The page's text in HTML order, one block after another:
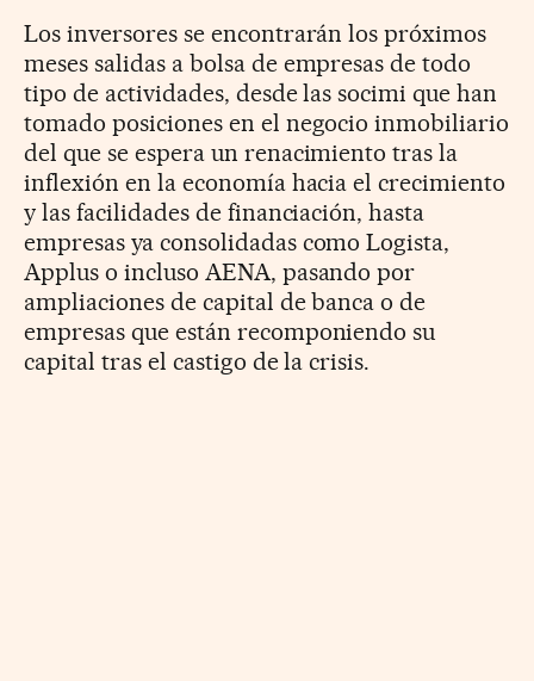
Los inversores se encontrarán los próximos
meses salidas a bolsa de empresas de todo
tipo de actividades, desde las socimi que han
tomado posiciones en el negocio inmobiliario
del que se espera un renacimiento tras la
inflexión en la economía hacia el crecimiento
y las facilidades de financiación, hasta
empresas ya consolidadas como Logista,
Applus o incluso AENA, pasando por
ampliaciones de capital de banca o de
empresas que están recomponiendo su
capital tras el castigo de la crisis.